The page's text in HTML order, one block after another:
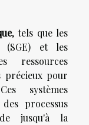
, tels que les
(SGE) et les
ressources
précieux pour
systèmes
processus
jusqu'à la